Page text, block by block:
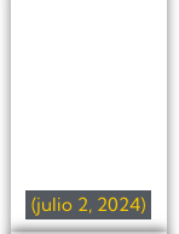
(julio 2, 2024)